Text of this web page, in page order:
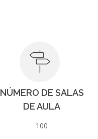
NÚMERO DE SALAS
DE AULA
100